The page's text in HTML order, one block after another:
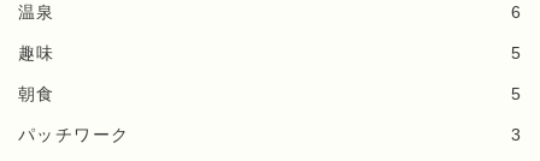
温泉 6
趣味 5
朝食 5
パッチワーク 3